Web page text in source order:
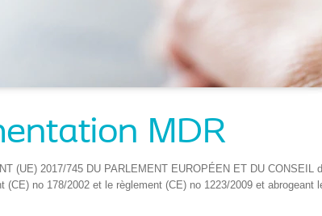
MDR
(UE) 2017/745 DU PARLEMENT EUROPÉEN ET DU
(CE) no 178/2002 et le règlement (CE) no 1223/2009 et